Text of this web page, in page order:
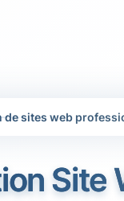
de sites web
Site